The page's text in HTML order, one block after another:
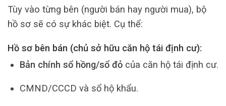
Tùy vào từng bên (người bán hay người mua), bộ
hồ sơ sẽ có sự khác biệt. Cụ thể:
Hồ sơ bên bán (chủ sở hữu căn hộ tái định cư):
Bản chính sổ hồng/sổ đỏcủa căn hộ tái định cư.
CMND/CCCD và sổ hộ khẩu.